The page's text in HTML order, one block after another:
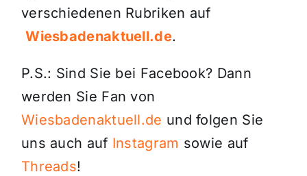
verschiedenen Rubriken auf
Wiesbadenaktuell.de.
P.S.: Sind Sie bei Facebook? Dann
werden Sie Fan von
Wiesbadenaktuell.de und folgen Sie
uns auch auf Instagram sowie auf
Threads!